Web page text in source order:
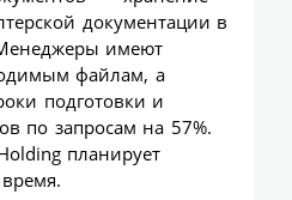
документации в
имеют
файлам, а
подготовки и
по запросам на 57%.
планирует